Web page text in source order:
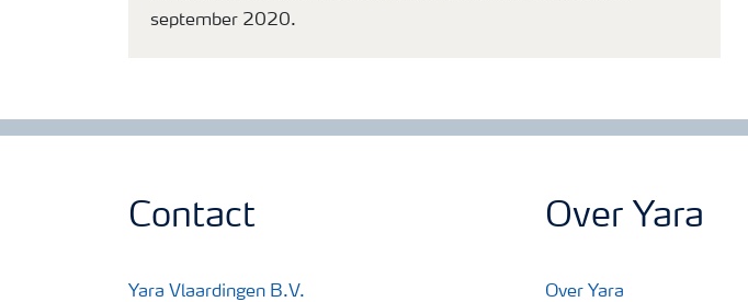
september 2020.
Contact
Yara Vlaardingen B.V.
Over Yara
Over Yara